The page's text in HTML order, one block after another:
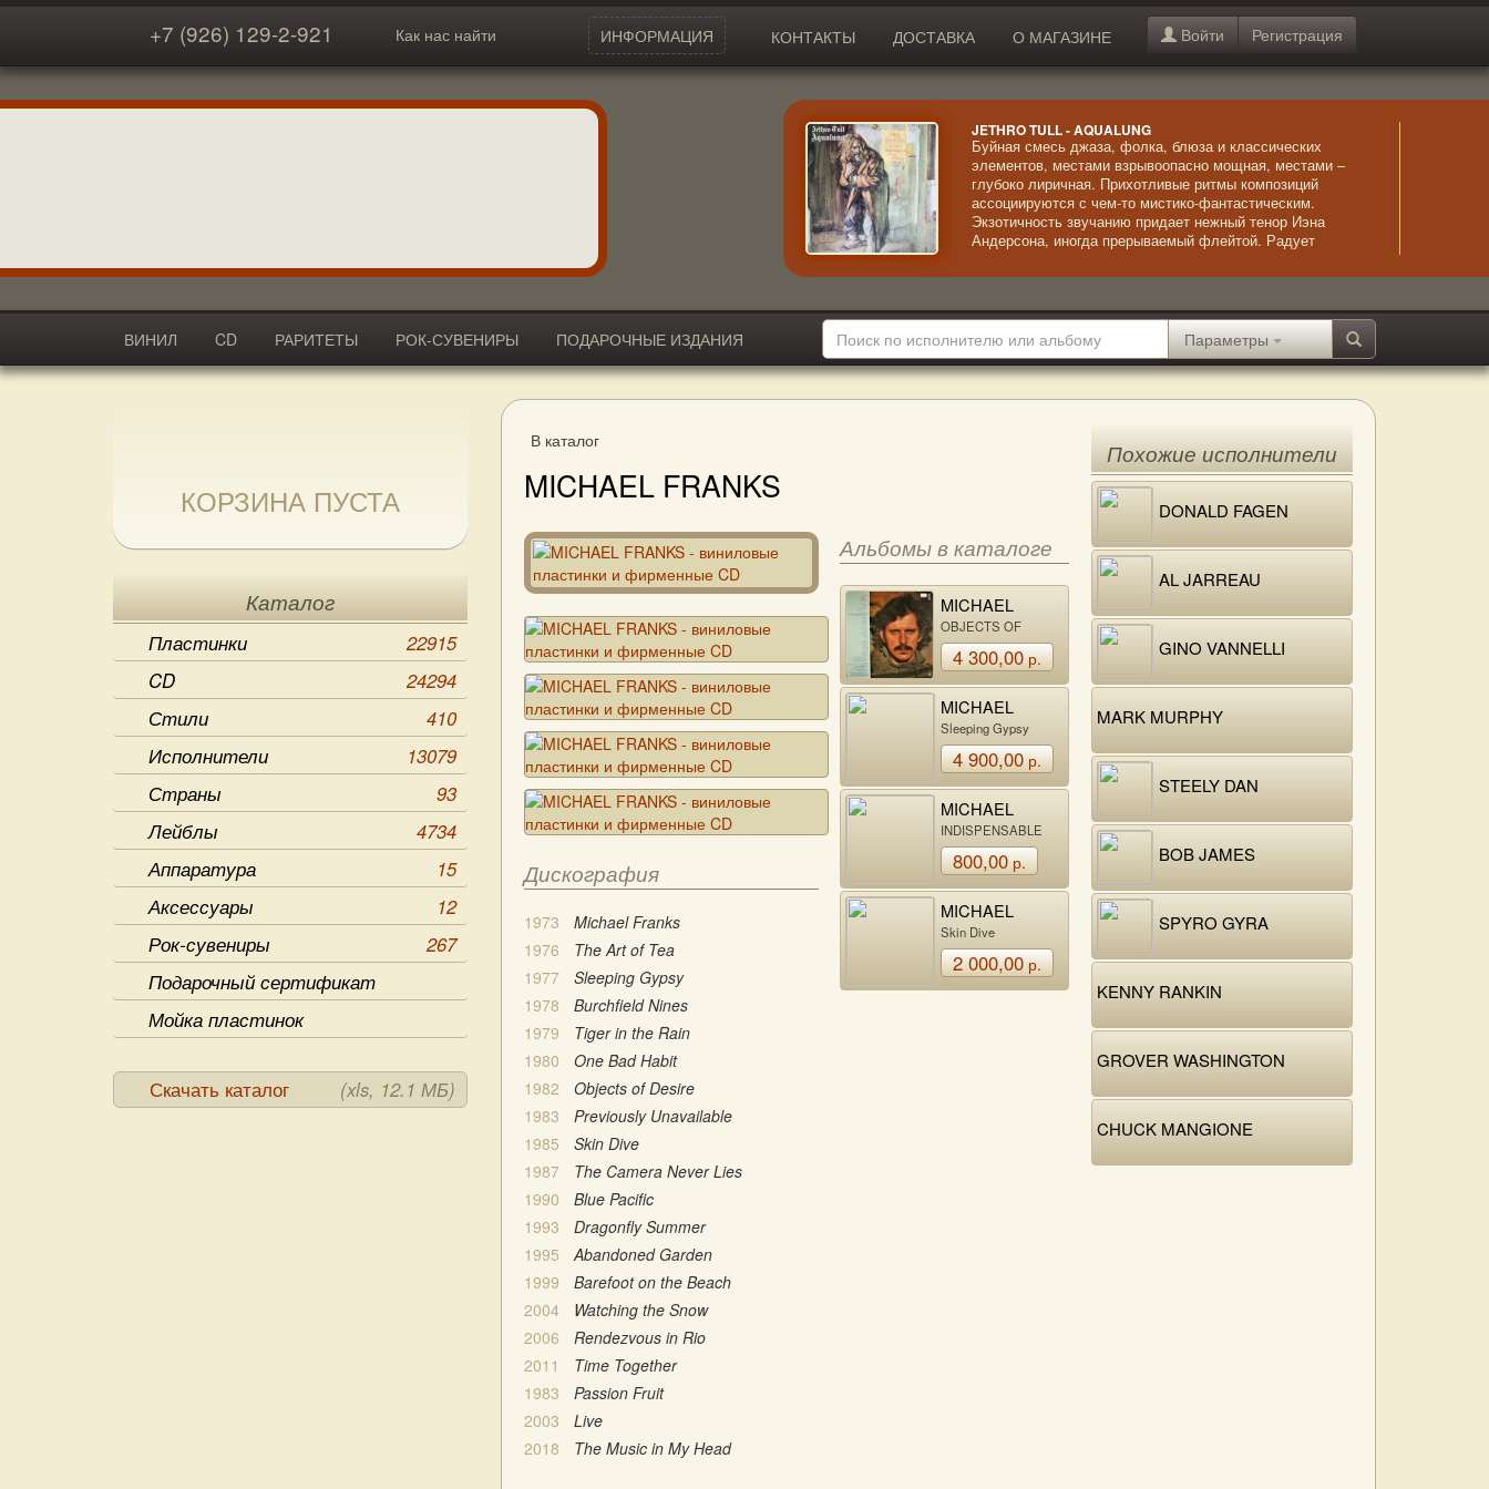
+7 (926) 129-2-921 Как нас найти ИНФОРМАЦИЯ КОНТАКТЫ ДОСТАВКА О МАГАЗИНЕ Войти Регистрация
JETHRO TULL - AQUALUNG
Буйная смесь джаза, фолка, блюза и классических
элементов, местами взрывоопасно мощная, местами –
глубоко лиричная. Прихотливые ритмы композиций
ассоциируются с чем-то мистико-фантастическим.
Экзотичность звучанию придает нежный тенор Иэна
Андерсона, иногда прерываемый флейтой. Радует
интонации, этот эффект усиливается благодаря перебору
волнующий, страстный и эмоциональный.
ВИНИЛ CD РАРИТЕТЫ РОК-СУВЕНИРЫ
ПОДАРОЧНЫЕ ИЗДАНИЯ
АКСЕССУАРЫ
Параметры
КОРЗИНА ПУСТА
Каталог
Пластинки
22915
CD
24294
Стили
410
Исполнители
13079
Страны
93
Лейблы
4734
Аппаратура
15
Аксессуары
12
Рок-сувениры
267
Подарочный сертификат
Мойка пластинок
Скачать каталог (xls, 12.1 МБ)
В каталог
MICHAEL FRANKS
Дискография
1973
Michael Franks
1976
The Art of Tea
1977
Sleeping Gypsy
1978
Burchfield Nines
1979
Tiger in the Rain
1980
One Bad Habit
1982
Objects of Desire
1983
Previously Unavailable
1985
Skin Dive
1987
The Camera Never Lies
1990
Blue Pacific
1993
Dragonfly Summer
1995
Abandoned Garden
1999
Barefoot on the Beach
2004
Watching the Snow
2006
Rendezvous in Rio
2011
Time Together
1983
Passion Fruit
2003
Live
2018
The Music in My Head
Альбомы в каталоге
MICHAEL
FRANKS
OBJECTS OF
DESIRE
4 300,00р.
MICHAEL
FRANKS
Sleeping Gypsy
4 900,00р.
MICHAEL
FRANKS
INDISPENSABLE
800,00р.
MICHAEL
FRANKS
Skin Dive
2 000,00р.
Похожие исполнители
DONALD FAGEN
AL JARREAU
GINO VANNELLI
MARK MURPHY
STEELY DAN
BOB JAMES
SPYRO GYRA
KENNY RANKIN
GROVER WASHINGTON
CHUCK MANGIONE